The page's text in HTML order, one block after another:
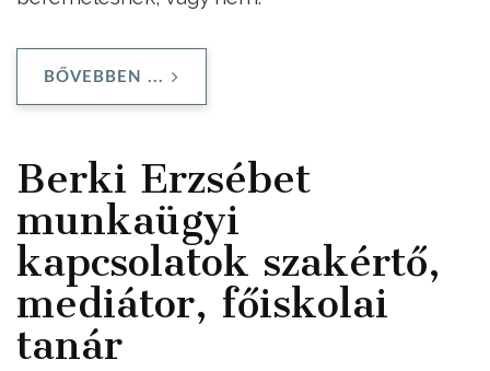
BŐVEBBEN ...
Berki Erzsébet
munkaügyi
kapcsolatok szakértő,
mediátor, főiskolai
tanár